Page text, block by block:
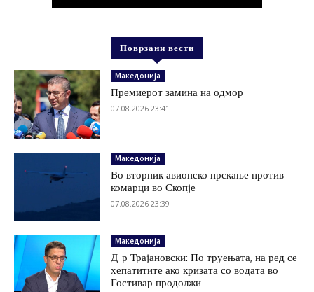
Поврзани вести
Македонија
Премиерот замина на одмор
07.08.2026 23:41
Македонија
Во вторник авионско прскање против
комарци во Скопје
07.08.2026 23:39
Македонија
Д-р Трајановски: По труењата, на ред се
хепатитите ако кризата со водата во
Гостивар продолжи